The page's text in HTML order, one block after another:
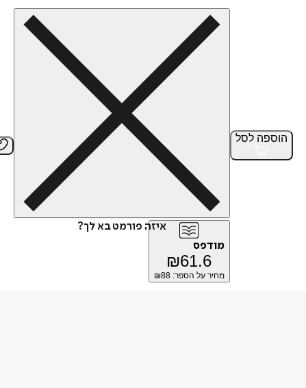
הוספה לסל
איזה פורמט בא לך?
מודפס
₪61.6
מחיר על הספר: ₪88